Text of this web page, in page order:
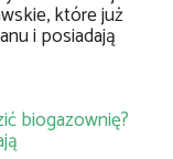
które już
i posiadają
biogazownię?